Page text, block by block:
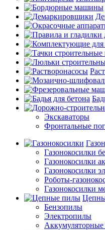
Экскаваторы
Фронтальные
Газонокосилки
Газонокосилки
Газонокосилки
Роботы-
Газонокосилки
Бензопилы
Электропилы